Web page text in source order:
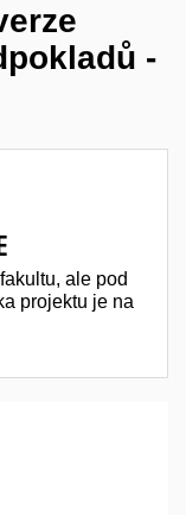
-
ale pod
projektu je na